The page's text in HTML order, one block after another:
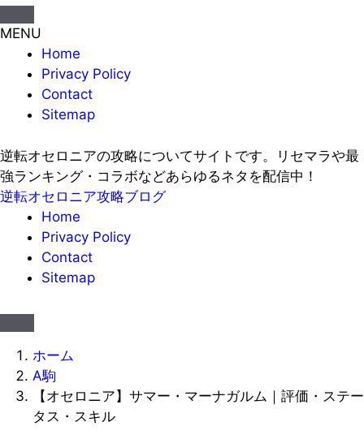
MENU
Home
Privacy Policy
Contact
Sitemap
逆転オセロニアの攻略についてサイトです。リセマラや最
強ランキング・コラボなどあらゆるネタを配信中！
逆転オセロニア攻略ブログ
Home
Privacy Policy
Contact
Sitemap
ホーム
A駒
【オセロニア】サマー・マーナガルム｜評価・ステー
タス・スキル